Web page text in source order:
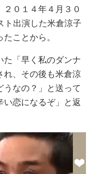
０１４年４月３０
ト出演した米倉涼子
ことから。
た「早く私のダンナ
れ、その後も米倉涼
うなの？」と送って
い恋になるぞ」と返